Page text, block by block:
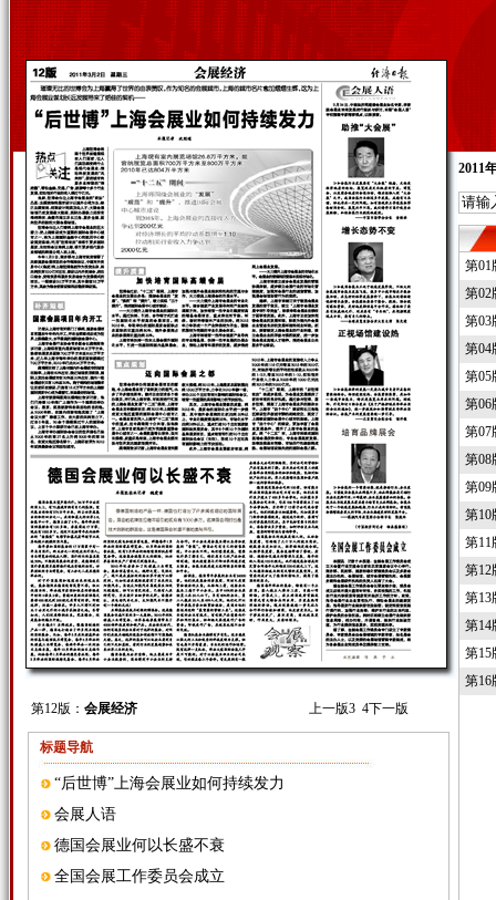
第12版： 会展经济 上一版3 4下一版
标题导航
“后世博”上海会展业如何持续发力
会展人语
德国会展业何以长盛不衰
全国会展工作委员会成立
2011
第01
第02
第03
第04
第05
第06
第07
第08
第09
第10
第11
第12
第13
第14
第15
第16